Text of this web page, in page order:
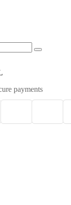
payments